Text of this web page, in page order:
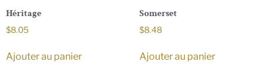
Héritage
$8.05
Ajouter au panier
Somerset
$8.48
Ajouter au panier